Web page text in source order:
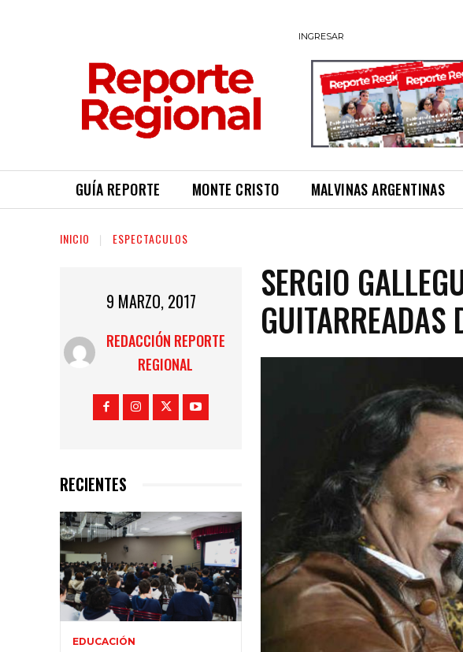
INGRESAR
GUÍA REPORTE MONTE CRISTO MALVINAS ARGENTINAS
INICIO ESPECTACULOS
9 MARZO, 2017
REDACCIÓN REPORTE
REGIONAL
RECIENTES
EDUCACIÓN
SERGIO
GUITARREADAS